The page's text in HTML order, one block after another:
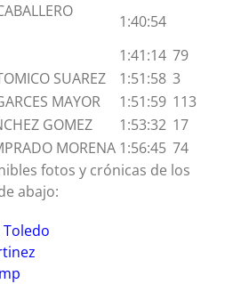
1:40:54
1:41:14 79
SUAREZ 1:51:58 3
MAYOR 1:51:59 113
GOMEZ 1:53:32 17
MORENA 1:56:45 74
fotos y crónicas de los
abajo: